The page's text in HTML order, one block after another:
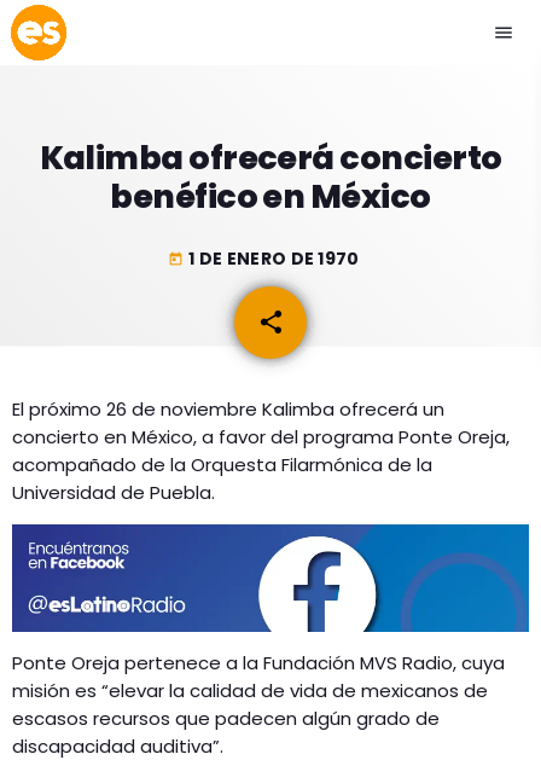
menu
play_arrow EMISIÓN LA PAZ
ESLATINO NEWS
ACTUALIDAD
ESPECTÁCULOS
GEEKERS
ENTRETENIMIENTO
LOS + TOP
PROGRAMACIÓN
INICIO
RADIO SPLENDID
CONTACTO
Kalimba ofrecerá concierto
benéfico en México
today 1 DE ENERO DE 1970
share
email
El próximo 26 de noviembre Kalimba ofrecerá un
concierto en México, a favor del programa Ponte Oreja,
acompañado de la Orquesta Filarmónica de la
Universidad de Puebla.
Ponte Oreja pertenece a la Fundación MVS Radio, cuya
misión es “elevar la calidad de vida de mexicanos de
escasos recursos que padecen algún grado de
discapacidad auditiva”.